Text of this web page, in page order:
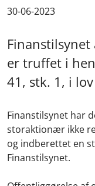
30-06-2023
er truffet i
41, stk. 1, i
Finanstilsynet har
storaktionær ikke
og indberettet en
Finanstilsynet.